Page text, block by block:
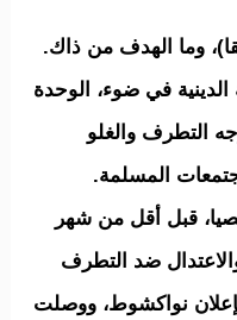
وما الهدف من ذاك.
في ضوء، الوحدة
التطرف والغلو
المسلمة.
قبل أقل من شهر
ضد التطرف
نواكشوط، ووصلت